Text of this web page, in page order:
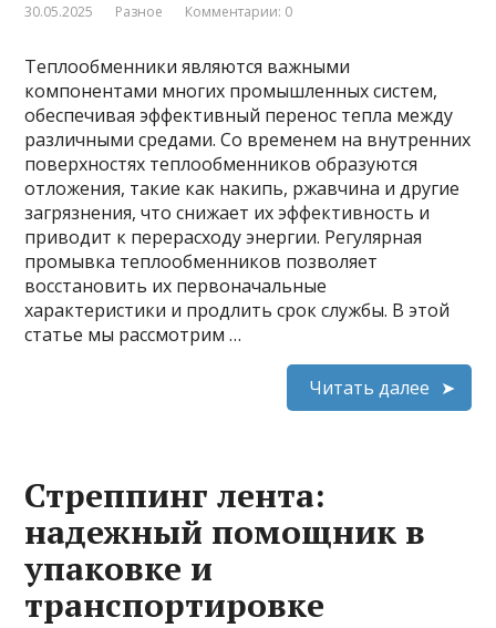
30.05.2025 Разное Комментарии: 0
Теплообменники являются важными
компонентами многих промышленных систем,
обеспечивая эффективный перенос тепла между
различными средами. Со временем на внутренних
поверхностях теплообменников образуются
отложения, такие как накипь, ржавчина и другие
загрязнения, что снижает их эффективность и
приводит к перерасходу энергии. Регулярная
промывка теплообменников позволяет
восстановить их первоначальные
характеристики и продлить срок службы. В этой
статье мы рассмотрим …
Читать далее
Стреппинг лента:
надежный помощник в
упаковке и
транспортировке